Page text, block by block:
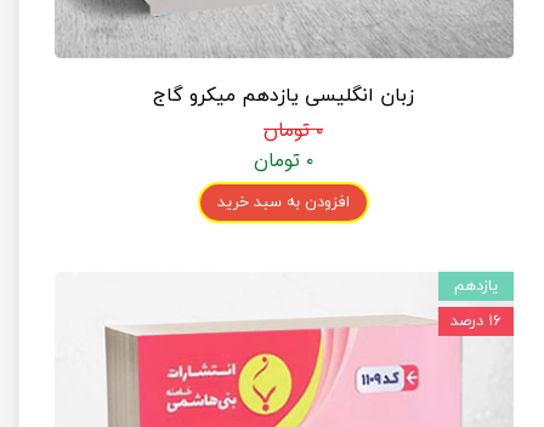
زبان انگلیسی یازدهم میکرو گاج
۰ تومان
۰ تومان
افزودن به سبد خرید
یازدهم
۱۶ درصد